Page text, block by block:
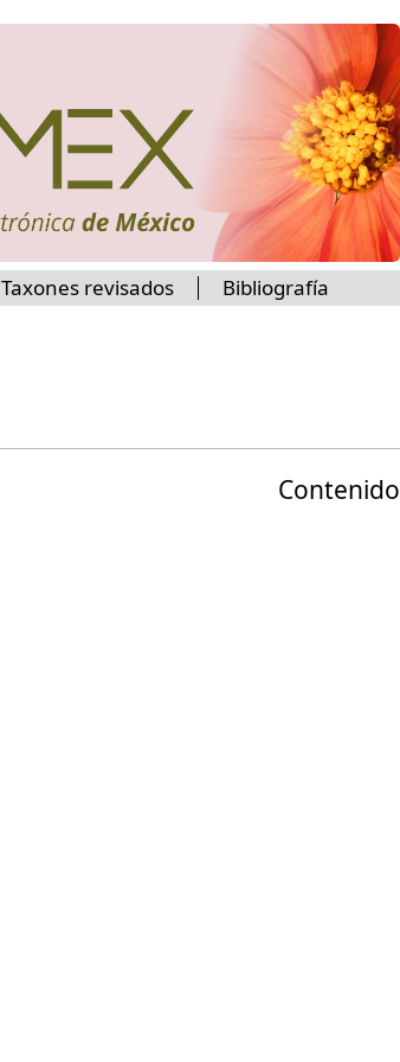
Contenido
Taxones revisados Bibliografía